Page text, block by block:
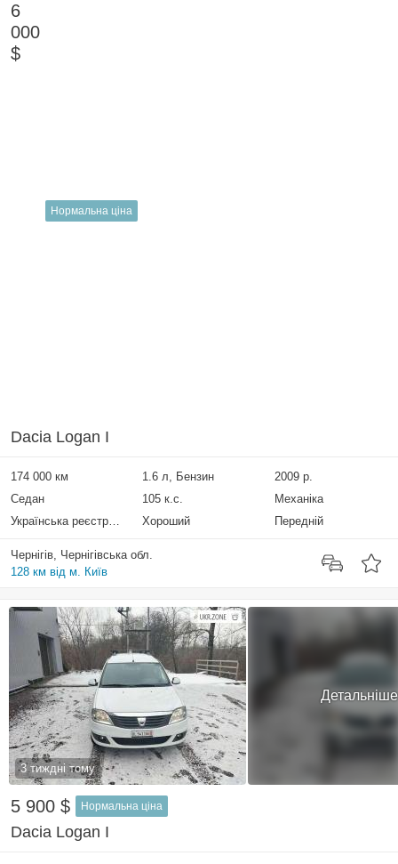
6
000
$
Нормальна ціна
Dacia Logan I
174 000 км 1.6 л, Бензин
2009 р.
Седан
105 к.с.
Механіка
Українська реєстрація
Хороший Передній
Чернігів, Чернігівська обл.
128 км від м. Київ
3 тиждні тому
Детальніше
5 900 $ Нормальна ціна
Dacia Logan I